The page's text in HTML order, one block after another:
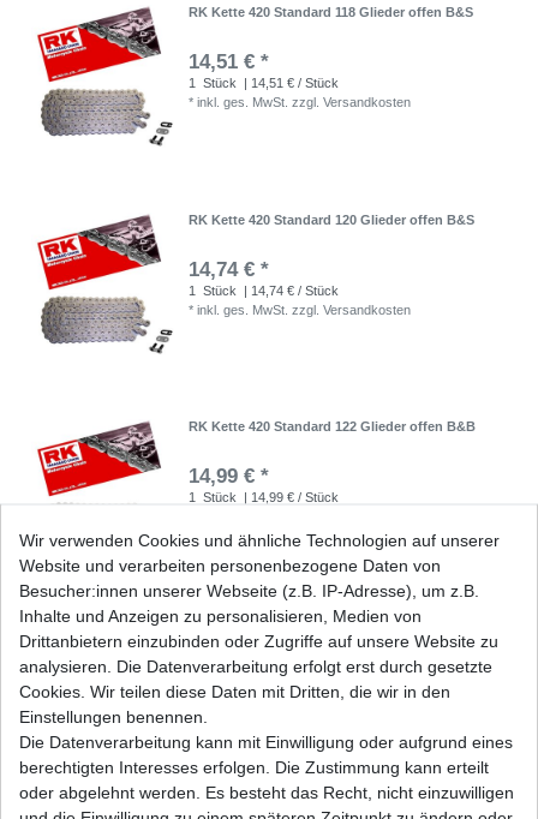
RK Kette 420 Standard 118 Glieder offen B&S
14,51 € *
1 Stück
| 14,51 € / Stück
*inkl. ges. MwSt. zzgl.Versandkosten
RK Kette 420 Standard 120 Glieder offen B&S
14,74 € *
1 Stück
| 14,74 € / Stück
*inkl. ges. MwSt. zzgl.Versandkosten
RK Kette 420 Standard 122 Glieder offen B&B
14,99 € *
1 Stück
| 14,99 € / Stück
RK Kette 420 Standard 124 Glieder offen B&B
15,39 € *
*inkl. ges. MwSt.
Wir verwenden Cookies und ähnliche Technologien auf unserer
Website und verarbeiten personenbezogene Daten von
Besucher:innen unserer Webseite (z.B. IP-Adresse), um z.B.
Inhalte und Anzeigen zu personalisieren, Medien von
Drittanbietern einzubinden oder Zugriffe auf unsere Website zu
analysieren. Die Datenverarbeitung erfolgt erst durch gesetzte
Cookies. Wir teilen diese Daten mit Dritten, die wir in den
Einstellungen benennen.
Die Datenverarbeitung kann mit Einwilligung oder aufgrund eines
berechtigten Interesses erfolgen. Die Zustimmung kann erteilt
oder abgelehnt werden. Es besteht das Recht, nicht einzuwilligen